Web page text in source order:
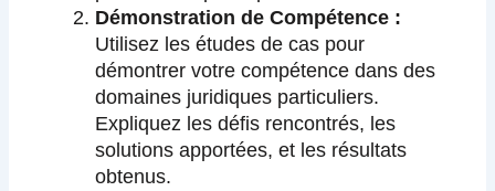
Démonstration de Compétence :
Utilisez les études de cas pour
démontrer votre compétence dans des
domaines juridiques particuliers.
Expliquez les défis rencontrés, les
solutions apportées, et les résultats
obtenus.